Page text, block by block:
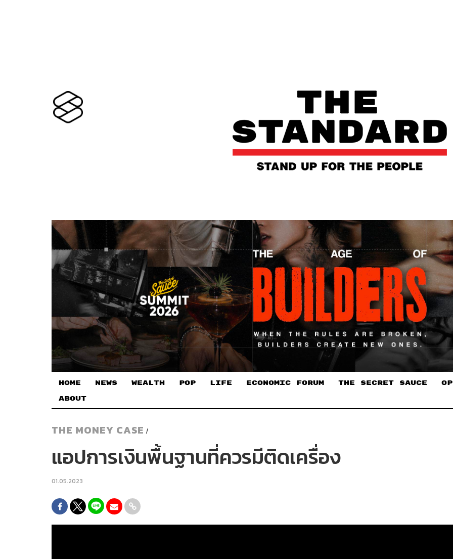
HOME NEWS WEALTH POP LIFE ECONOMIC FORUM THE SECRET SAUCE​
ABOUT
THE MONEY CASE /
แอปการเงินพื้นฐานที่ควรมีติดเครื่อง
01.05.2023